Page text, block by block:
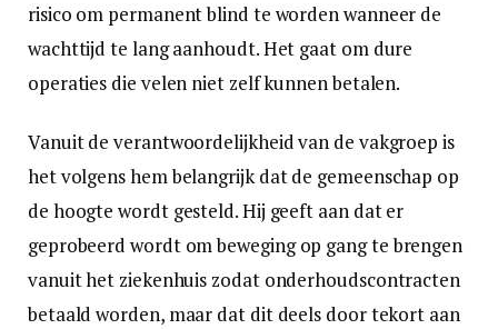
risico om permanent blind te worden wanneer de
wachttijd te lang aanhoudt. Het gaat om dure
operaties die velen niet zelf kunnen betalen.
Vanuit de verantwoordelijkheid van de vakgroep is
het volgens hem belangrijk dat de gemeenschap op
de hoogte wordt gesteld. Hij geeft aan dat er
geprobeerd wordt om beweging op gang te brengen
vanuit het ziekenhuis zodat onderhoudscontracten
betaald worden, maar dat dit deels door tekort aan